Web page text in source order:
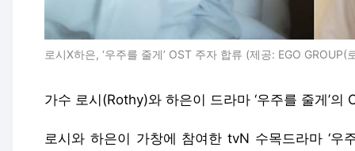
로시X하은, ‘우주를 줄게’ OST 주자 합류 (제공: EGO
가수 로시(Rothy)와 하은이 드라마 ‘우주를 줄게’의
로시와 하은이 가창에 참여한 tvN 수목드라마 ‘우